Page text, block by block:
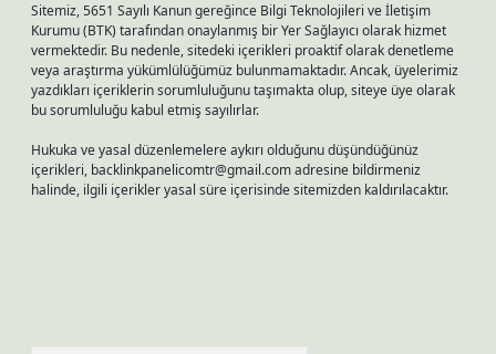
Sitemiz, 5651 Sayılı Kanun gereğince Bilgi Teknolojileri ve İletişim
Kurumu (BTK) tarafından onaylanmış bir Yer Sağlayıcı olarak hizmet
vermektedir. Bu nedenle, sitedeki içerikleri proaktif olarak denetleme
veya araştırma yükümlülüğümüz bulunmamaktadır. Ancak, üyelerimiz
yazdıkları içeriklerin sorumluluğunu taşımakta olup, siteye üye olarak
bu sorumluluğu kabul etmiş sayılırlar.
Hukuka ve yasal düzenlemelere aykırı olduğunu düşündüğünüz
içerikleri, backlinkpanelicomtr@gmail.comadresine bildirmeniz
halinde, ilgili içerikler yasal süre içerisinde sitemizden kaldırılacaktır.